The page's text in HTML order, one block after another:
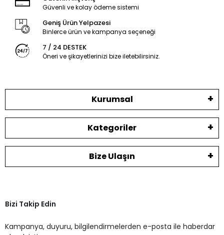
Güvenli ve kolay ödeme sistemi
Geniş Ürün Yelpazesi
Binlerce ürün ve kampanya seçeneği
7 / 24 DESTEK
Öneri ve şikayetlerinizi bize iletebilirsiniz.
Kurumsal
Kategoriler
Bize Ulaşın
Bizi Takip Edin
Kampanya, duyuru, bilgilendirmelerden e-posta ile haberdar